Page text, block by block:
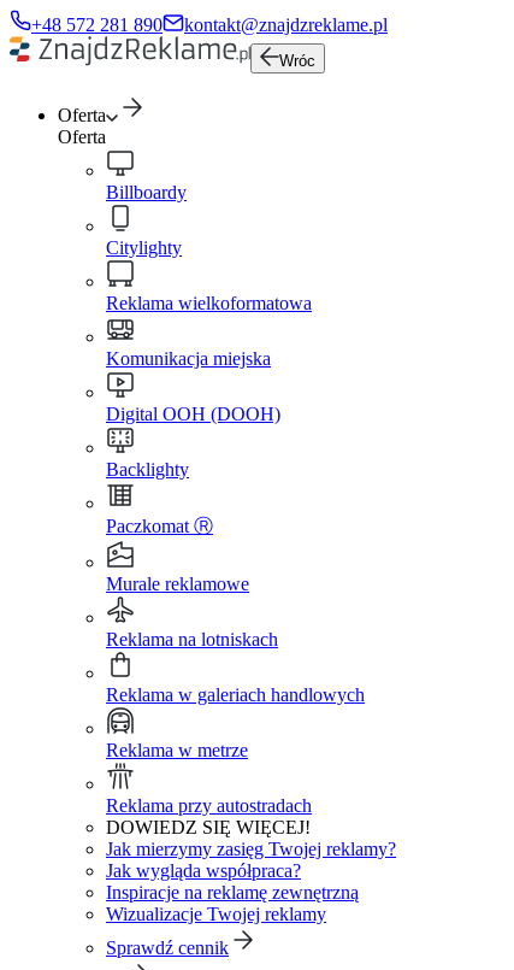
+48 572 281 890 kontakt@znajdzreklame.pl
Wróc
Oferta
Oferta
Billboardy
Citylighty
Reklama wielkoformatowa
Komunikacja miejska
Digital OOH (DOOH)
Backlighty
Paczkomat Ⓡ
Murale reklamowe
Reklama na lotniskach
Reklama w galeriach handlowych
Reklama w metrze
Reklama przy autostradach
DOWIEDZ SIĘ WIĘCEJ!
Jak mierzymy zasięg Twojej reklamy?
Jak wygląda współpraca?
Inspiracje na reklamę zewnętrzną
Wizualizacje Twojej reklamy
Sprawdź cennik